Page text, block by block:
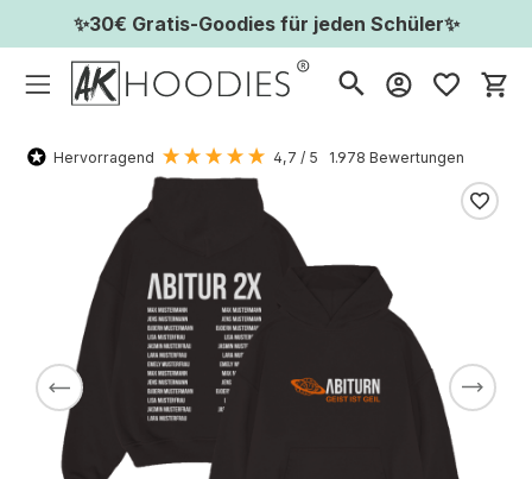
✨30€ Gratis-Goodies für jeden Schüler✨
Hervorragend 4,7 / 5 1.978 Bewertungen